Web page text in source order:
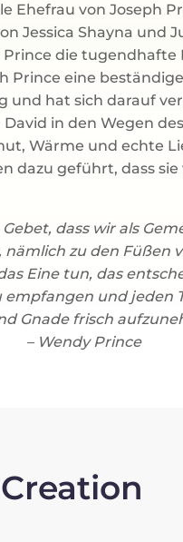
Ehefrau von Joseph
Jessica Shayna und
die tugendhafte
Prince eine
und hat sich darauf
in den Wegen
Wärme und echte
dazu geführt, dass
dass wir als
nämlich zu den Füßen
Eine tun, das
empfangen und jeden
Gnade frisch
– Wendy Prince